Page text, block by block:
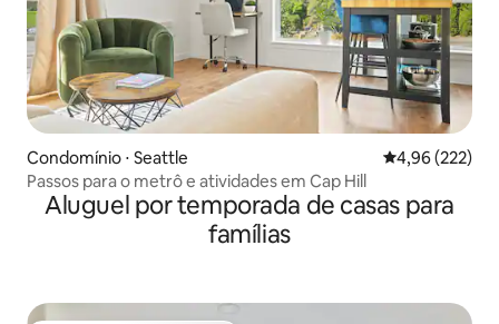
Condomínio ⋅ Seattle 4,96 de uma
4,96 (222)
Passos para o metrô e atividades em Cap Hill
Aluguel por temporada de casas para
famílias